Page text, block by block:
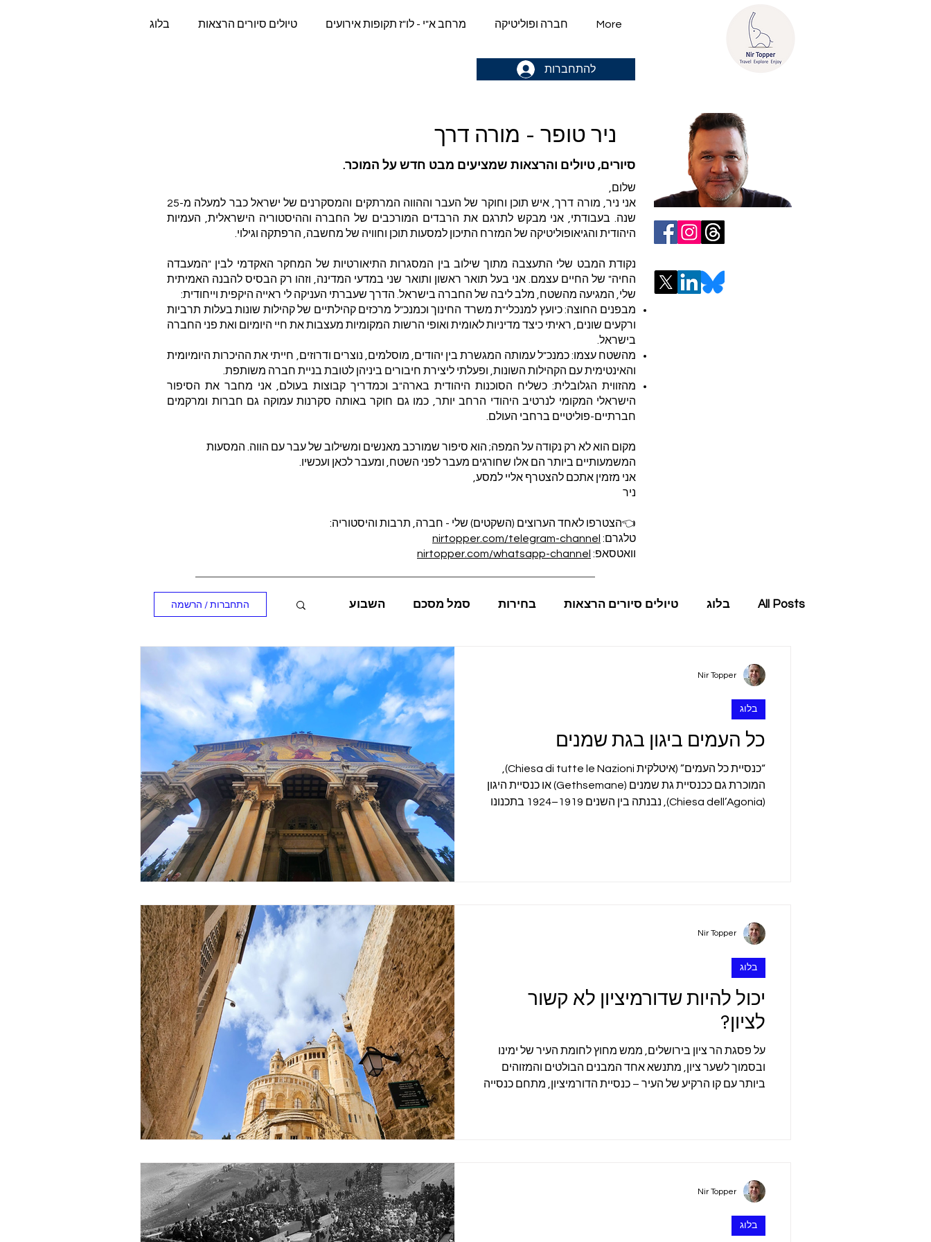
בלוג טיולים סיורים הרצאות מרחב א"י - לו"ז תקופות אירועים חברה ופוליטיקה More
להתחברות
ניר טופר - מורה דרך
סיורים, טיולים והרצאות שמציעים מבט חדש על המוכר.
שלום,
אני ניר, מורה דרך, איש תוכן וחוקר של העבר וההווה המרתקים והמסקרנים של ישראל כבר למעלה מ-25
שנה. בעבודתי, אני מבקש לתרגם את הרבדים המורכבים של החברה וההיסטוריה הישראלית, העמיות
היהודית והגיאופוליטיקה של המזרח התיכון למסעות תוכן וחוויה של מחשבה, הרפתקה וגילוי.
נקודת המבט שלי התעצבה מתוך שילוב בין המסגרות התיאורטיות של המחקר האקדמי לבין "המעבדה
החיה" של החיים עצמם. אני בעל תואר ראשון ותואר שני במדעי המדינה, וזהו רק הבסיס להבנה האמיתית
שלי, המגיעה מהשטח, מלב ליבה של החברה בישראל. הדרך שעברתי העניקה לי ראייה היקפית וייחודית:
מבפנים החוצה: כיועץ למנכלי"ת משרד החינוך וכמנכ"ל מרכזים קהילתיים של קהילות שונות בעלות תרביות
ורקעים שונים, ראיתי כיצד מדיניות לאומית ואופי הרשות המקומיות מעצבות את חיי היומיום ואת פני החברה
בישראל.
מהשטח עצמו: כמנכ"ל עמותה המגשרת בין יהודים, מוסלמים, נוצרים ודרוזים, חייתי את ההיכרות היומיומית
והאינטימית עם הקהילות השונות, ופעלתי ליצירת חיבורים ביניהן לטובת בניית חברה משותפת.
מהזווית הגלובלית: כשליח הסוכנות היהודית בארה"ב וכמדריך קבוצות בעולם, אני מחבר את הסיפור
הישראלי המקומי לנרטיב היהודי הרחב יותר, כמו גם חוקר באותה סקרנות עמוקה גם חברות ומרקמים
חברתיים-פוליטיים ברחבי העולם.
מקום הוא לא רק נקודה על המפה; הוא סיפור שמורכב מאנשים ומשילוב של עבר עם הווה. המסעות
המשמעותיים ביותר הם אלו שחורגים מעבר לפני השטח, ומעבר לכאן ועכשיו.
אני מזמין אתכם להצטרף אליי למסע,
ניר
👈הצטרפו לאחד הערוצים (השקטים) שלי - חברה, תרבות והיסטוריה:
טלגרם: nirtopper.com/telegram-channel
וואטסאפ: nirtopper.com/whatsapp-channel
All Posts בלוג טיולים סיורים הרצאות בחירות סמל מסכם השבוע התחברות / הרשמה
כל העמים ביגון בגת שמנים
“כנסיית כל העמים” (איטלקית Chiesa di tutte le Nazioni),
המוכרת גם ככנסיית גת שמנים (Gethsemane) או כנסיית היגון
(Chiesa dell’Agonia), נבנתה בין השנים 1919–1924 בתכנונו
בלוג
Nir Topper
יכול להיות שדורמיציון לא קשור
לציון?
על פסגת הר ציון בירושלים, ממש מחוץ לחומת העיר של ימינו
ובסמוך לשער ציון, מתנשא אחד המבנים הבולטים והמזוהים
ביותר עם קו הרקיע של העיר – כנסיית הדורמיציון, מתחם כנסייה
בגופה ובנשמתה. הביטוי "הירדמות" משקף א
בלוג
Nir Topper
בלוג
Nir Topper